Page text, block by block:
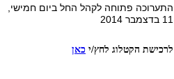
התערוכה פתוחה לקהל החל ביום חמישי,
11 בדצמבר 2014
לרכישת הקטלוג לחץ/י כאן